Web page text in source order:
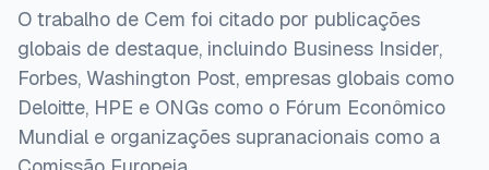
O trabalho de Cem foi citado por publicações
globais de destaque, incluindo Business Insider,
Forbes, Washington Post, empresas globais como
Deloitte, HPE e ONGs como o Fórum Econômico
Mundial e organizações supranacionais como a